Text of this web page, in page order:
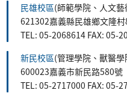
民雄校區(師範學院、人文藝
621302嘉義縣民雄鄉文隆
TEL: 05-2068614 FAX: 05-
新民校區(管理學院、獸醫學
600023嘉義市新民路580號
TEL: 05-2717000 FAX: 05-